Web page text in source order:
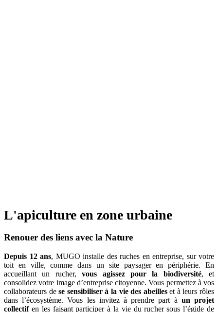
L'apiculture en zone urbaine
Renouer des liens avec la Nature
Depuis 12 ans, MUGO installe des ruches en entreprise, sur votre
toit en ville, comme dans un site paysager en périphérie. En
accueillant un rucher,vous agissez pour la biodiversité, et
consolidez votre image d’entreprise citoyenne. Vous permettez à vos
collaborateurs dese sensibiliser à la vie des abeilleset à leurs rôles
dans l’écosystème. Vous les invitez à prendre part à un projet
collectifen les faisant participer à la vie du rucher sous l’égide de